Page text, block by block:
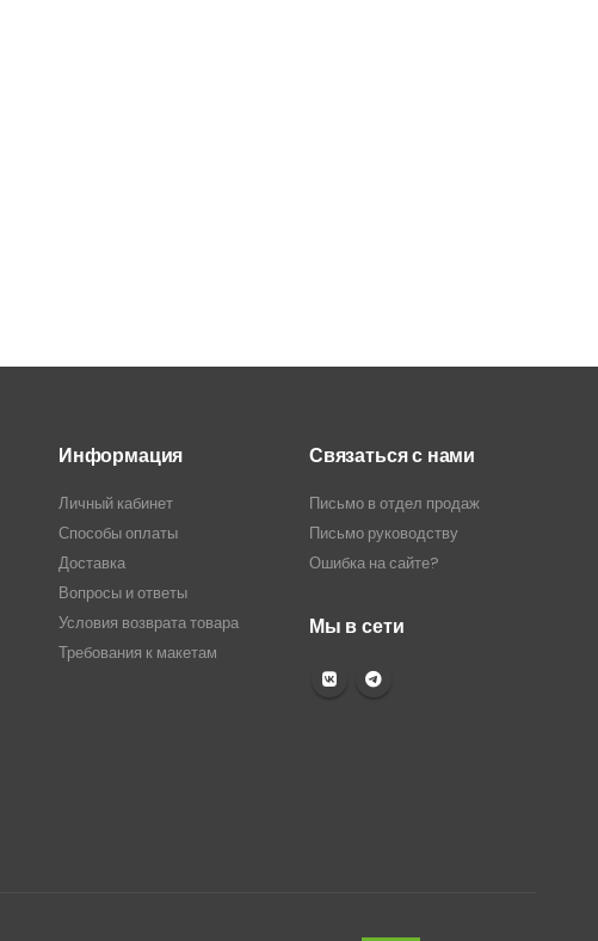
Информация
Личный кабинет
Способы оплаты
Доставка
Вопросы и ответы
Условия возврата товара
Требования к макетам
Связаться с нами
Письмо в отдел продаж
Письмо руководству
Ошибка на сайте?
Мы в сети